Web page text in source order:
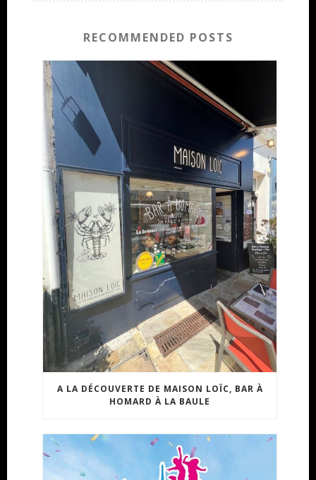
RECOMMENDED POSTS
A LA DÉCOUVERTE DE MAISON LOÏC, BAR À
HOMARD À LA BAULE